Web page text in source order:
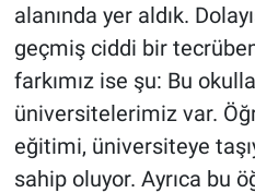
alanında yer aldık.
geçmiş ciddi bir
farkımız ise şu: Bu
üniversitelerimiz var.
eğitimi, üniversiteye
sahip oluyor. Ayrıca bu